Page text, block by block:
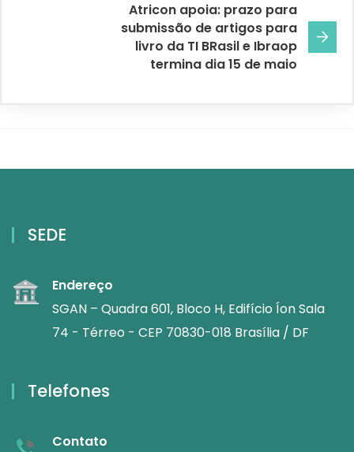
Atricon apoia: prazo para
submissão de artigos para
livro da TI BRasil e Ibraop
termina dia 15 de maio
SEDE
Endereço
SGAN – Quadra 601, Bloco H, Edifício Íon Sala
74 - Térreo - CEP 70830-018 Brasília / DF
Telefones
Contato